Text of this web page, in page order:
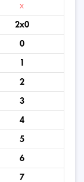
x
2x0
0
1
2
3
4
5
6
7